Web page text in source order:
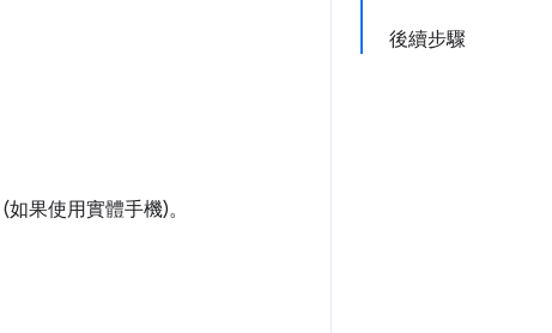
後續步驟
(如果使用實體手機)。